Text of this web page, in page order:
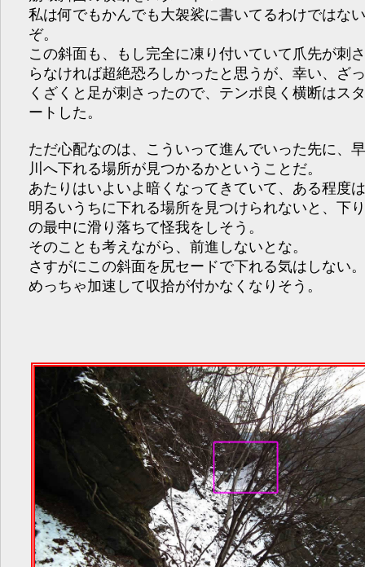
私は何でもかんでも大袈裟に書いてるわけではな
ぞ。
この斜面も、もし完全に凍り付いていて爪先が刺
らなければ超絶恐ろしかったと思うが、幸い、ざ
くざくと足が刺さったので、テンポ良く横断はス
ートした。
ただ心配なのは、こういって進んでいった先に、
川へ下れる場所が見つかるかということだ。
あたりはいよいよ暗くなってきていて、ある程度
明るいうちに下れる場所を見つけられないと、下
の最中に滑り落ちて怪我をしそう。
そのことも考えながら、前進しないとな。
さすがにこの斜面を尻セードで下れる気はしない
めっちゃ加速して収拾が付かなくなりそう。